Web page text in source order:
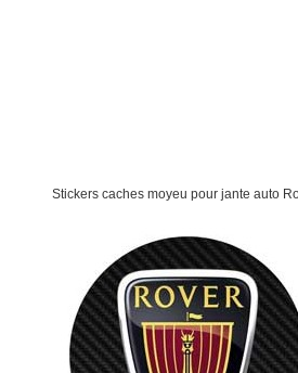
Stickers caches moyeu pour jante auto